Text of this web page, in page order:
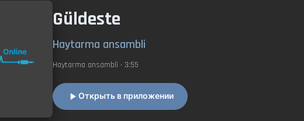
Güldeste
Haytarma ansambli
Haytarma ansambli • 3:55
Открыть в приложении